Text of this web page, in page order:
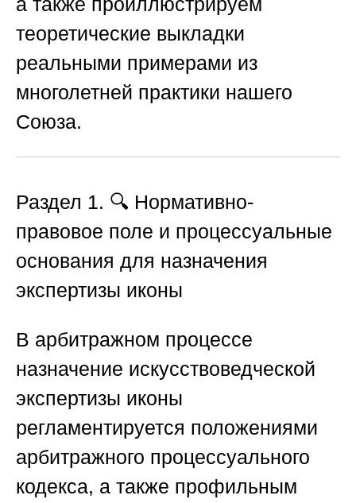
теоретические выкладки
реальными примерами из
многолетней практики нашего
Союза.
Раздел 1. 🔍 Нормативно-
правовое поле и процессуальные
основания для назначения
экспертизы иконы
В арбитражном процессе
назначение искусствоведческой
экспертизы иконы
регламентируется положениями
арбитражного процессуального
кодекса, а также профильным